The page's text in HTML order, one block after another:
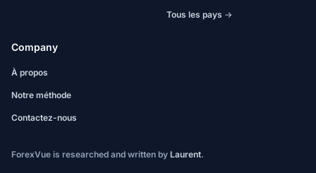
Tous les pays →
Company
À propos
Notre méthode
Contactez-nous
ForexVue is researched and written by Laurent.